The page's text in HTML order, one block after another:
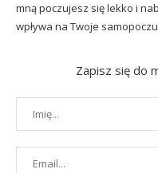
mną poczujesz się lekko i
wpływa na Twoje
Zapisz się do